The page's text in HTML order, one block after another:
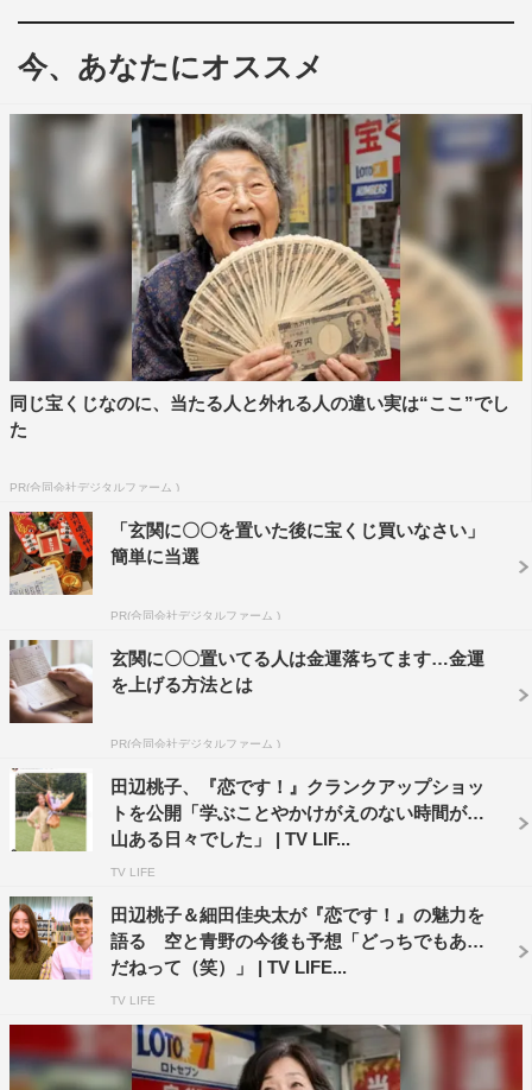
今、あなたにオススメ
同じ宝くじなのに、当たる人と外れる人の違い実は“ここ”でし
た
PR(合同会社デジタルファーム )
「玄関に〇〇を置いた後に宝くじ買いなさい」
簡単に当選
PR(合同会社デジタルファーム )
玄関に〇〇置いてる人は金運落ちてます…金運
を上げる方法とは
PR(合同会社デジタルファーム )
田辺桃子、『恋です！』クランクアップショッ
トを公開「学ぶことやかけがえのない時間が沢
山ある日々でした」 | TV LIF...
TV LIFE
田辺桃子＆細田佳央太が『恋です！』の魅力を
語る 空と青野の今後も予想「どっちでもあり
だねって（笑）」 | TV LIFE...
TV LIFE